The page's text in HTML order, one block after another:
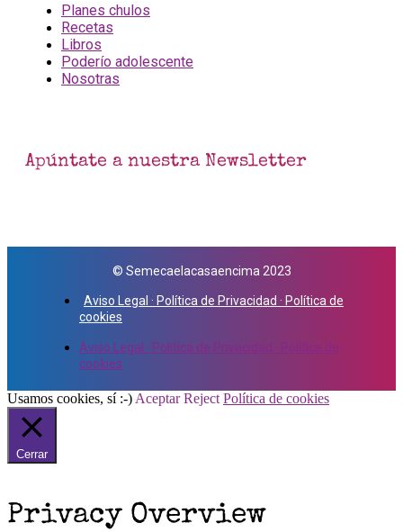
Planes chulos
Recetas
Libros
Poderío adolescente
Nosotras
Apúntate a nuestra Newsletter
© Semecaelacasaencima 2023
Aviso Legal · Política de Privacidad · Política de
cookies
Aviso Legal · Política de Privacidad · Política de
cookies
Usamos cookies, sí :-) Aceptar Reject Política de cookies
Cerrar
Privacy Overview